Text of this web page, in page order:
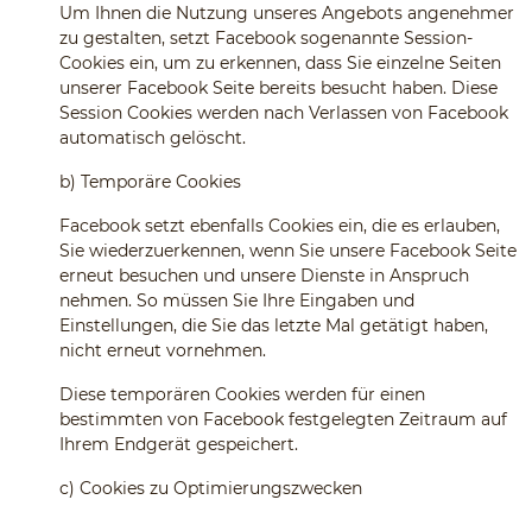
Um Ihnen die Nutzung unseres Angebots angenehmer
zu gestalten, setzt Facebook sogenannte Session-
Cookies ein, um zu erkennen, dass Sie einzelne Seiten
unserer Facebook Seite bereits besucht haben. Diese
Session Cookies werden nach Verlassen von Facebook
automatisch gelöscht.
b) Temporäre Cookies
Facebook setzt ebenfalls Cookies ein, die es erlauben,
Sie wiederzuerkennen, wenn Sie unsere Facebook Seite
erneut besuchen und unsere Dienste in Anspruch
nehmen. So müssen Sie Ihre Eingaben und
Einstellungen, die Sie das letzte Mal getätigt haben,
nicht erneut vornehmen.
Diese temporären Cookies werden für einen
bestimmten von Facebook festgelegten Zeitraum auf
Ihrem Endgerät gespeichert.
c) Cookies zu Optimierungszwecken